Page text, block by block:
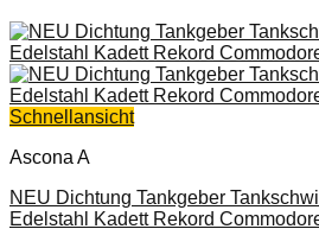
Schnellansicht
Ascona A
NEU Dichtung Tankgeber
Edelstahl Kadett Rekord